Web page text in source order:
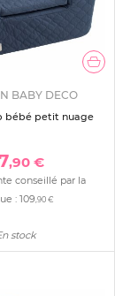
BABY DECO
bébé petit nuage
,90 €
conseillé par la
: 109,90 €
stock